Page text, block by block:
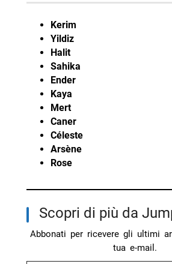
Kerim
Yildiz
Halit
Sahika
Ender
Kaya
Mert
Caner
Céleste
Arsène
Rose
Scopri di più da
Abbonati per ricevere gli ultimi
tua e-mail.
Digita la tua e-mail...